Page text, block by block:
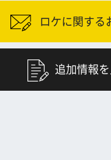
ロケに関する
追加情報